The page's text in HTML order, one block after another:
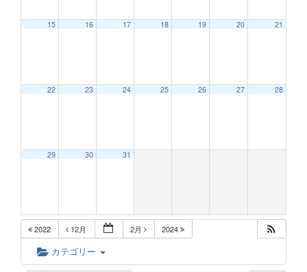
15 16 17 18 19 20 21
22 23 24 25 26 27 28
29 30 31
2022 12月 2月 2024
カテゴリー